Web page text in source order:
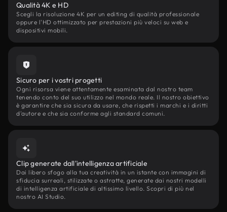
Qualità 4K e HD
Scegli la risoluzione 4K per un editing di qualità professionale
oppure l'HD ottimizzato per prestazioni più veloci su web e
dispositivi mobili.
Sicuro per i vostri progetti
Ogni risorsa viene attentamente esaminata dal nostro team
tenendo conto del suo utilizzo nel mondo reale. Il nostro obiettivo
è garantire che sia sicura da usare, che rispetti i marchi e i diritti
d'autore e che sia conforme agli standard comuni.
Clip generate dall'intelligenza artificiale
Dai libero sfogo alla tua creatività in un istante con immagini di
sfiducia surreali, stilizzate o astratte, generate dai nostri modelli
di intelligenza artificiale di altissimo livello. Scopri di più nel
nostro AI Studio.